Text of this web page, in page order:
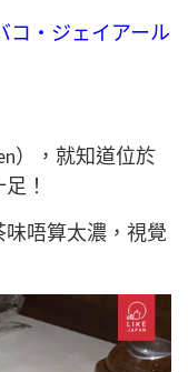
コ・ジェイアール
），就知道位於
！
唔算太濃，視覺